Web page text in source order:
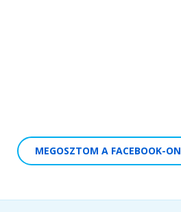
MEGOSZTOM A FACEBOOK-ON